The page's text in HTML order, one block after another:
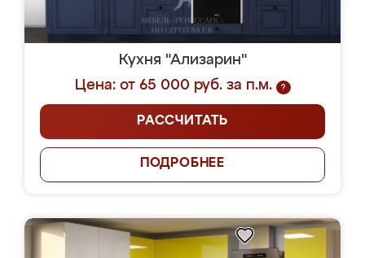
Кухня "Ализарин"
Цена: от 65 000 руб. за п.м.
?
РАССЧИТАТЬ
ПОДРОБНЕЕ